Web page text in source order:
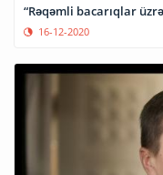
“Rəqəmli bacarıqlar
16-12-2020